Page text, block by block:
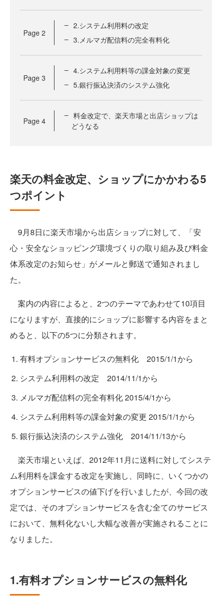
Page 2
2.システム利用料の改定
3.メルマガ配信料の完全有料化
Page 3
4.システム利用料等の課金対象の変更
5.銀行振込決済のシステム強化
Page 4
料金改定で、楽天市場と出店ショップは
どうなる
楽天の料金改定、ショップにかかわる5
つポイント
9月8日に楽天市場から出店ショップに対して、「安
心・安全なショッピング環境づくりの取り組み及び料金
体系改定のお知らせ」がメールと郵送で通知されまし
た。
案内の内容によると、2つのテーマであわせて10項目
になりますが、直接的にショップに影響する内容をまと
めると、以下の5つに分類されます。
有料オプションサービスの無料化 2015/1/1から
システム利用料の改定 2014/11/1から
メルマガ配信料の完全有料化 2015/4/1から
システム利用料等の課金対象の変更 2015/1/1から
銀行振込決済のシステム強化 2014/11/13から
楽天市場といえば、2012年11月に送料に対してシステ
ム利用料を課金する改定を実施し、同時に、いくつかの
オプションサービスの値下げを行いましたが、今回の改
定では、そのオプションサービスを含む全てのサービス
において、無料化ないし大幅な改善が実施されることに
なりました。
1.有料オプションサービスの無料化